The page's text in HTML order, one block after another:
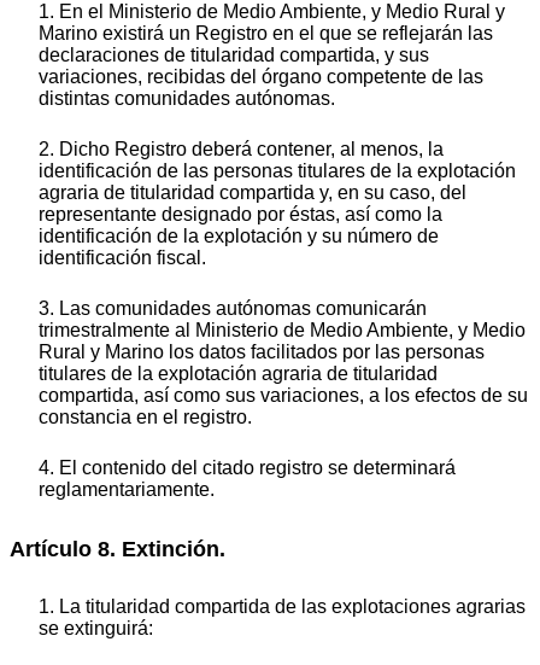
1. En el Ministerio de Medio Ambiente, y Medio Rural y
Marino existirá un Registro en el que se reflejarán las
declaraciones de titularidad compartida, y sus
variaciones, recibidas del órgano competente de las
distintas comunidades autónomas.
2. Dicho Registro deberá contener, al menos, la
identificación de las personas titulares de la explotación
agraria de titularidad compartida y, en su caso, del
representante designado por éstas, así como la
identificación de la explotación y su número de
identificación fiscal.
3. Las comunidades autónomas comunicarán
trimestralmente al Ministerio de Medio Ambiente, y Medio
Rural y Marino los datos facilitados por las personas
titulares de la explotación agraria de titularidad
compartida, así como sus variaciones, a los efectos de su
constancia en el registro.
4. El contenido del citado registro se determinará
reglamentariamente.
Artículo 8. Extinción.
1. La titularidad compartida de las explotaciones agrarias
se extinguirá: